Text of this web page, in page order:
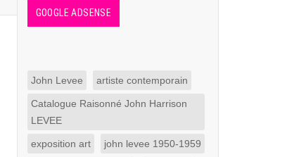
GOOGLE ADSENSE
John Levee artiste contemporain
Catalogue Raisonné John Harrison
LEVEE
exposition art john levee 1950-1959